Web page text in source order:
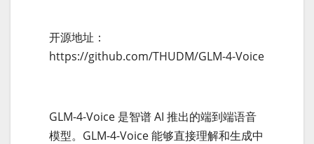
开源地址：
https://github.com/THUDM/GLM-4-Voice
GLM-4-Voice 是智谱 AI 推出的端到端语音
模型。GLM-4-Voice 能够直接理解和生成中